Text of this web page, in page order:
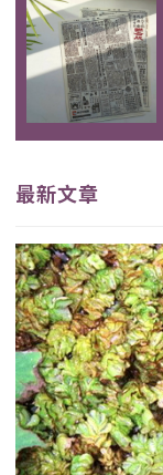
最新文章